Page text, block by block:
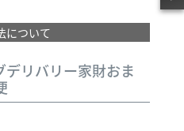
について
デリバリー家財おま